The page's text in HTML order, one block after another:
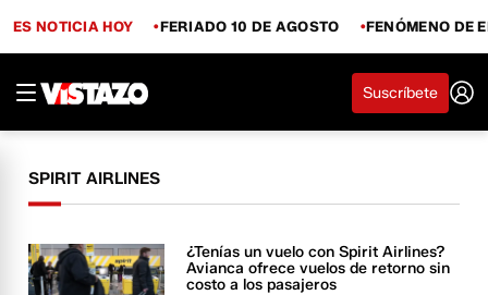
ES NOTICIA HOY FERIADO 10 DE AGOSTO FENÓMENO DE
Suscríbete
SPIRIT AIRLINES
¿Tenías un vuelo con Spirit Airlines?
Avianca ofrece vuelos de retorno sin
costo a los pasajeros